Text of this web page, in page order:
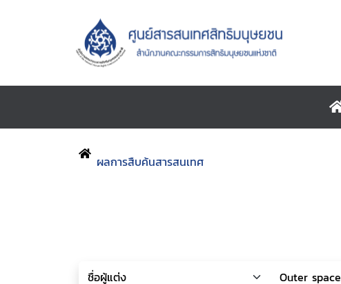
ผลการสืบค้นสารสนเทศ